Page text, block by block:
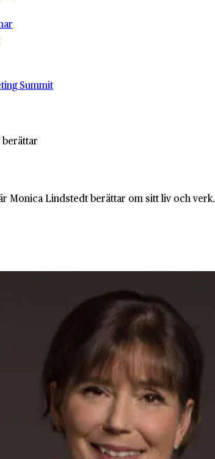
Summit
Monica Lindstedt berättar om sitt liv och verk.